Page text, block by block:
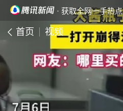
· 获取全网一手热点
首页 视频